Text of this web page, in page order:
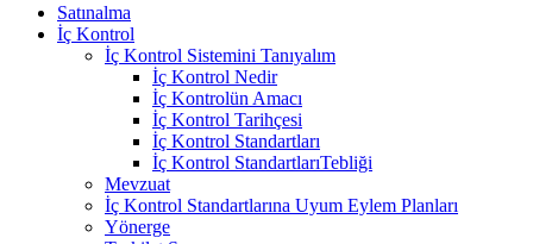
Satınalma
İç Kontrol
İç Kontrol Sistemini Tanıyalım
İç Kontrol Nedir
İç Kontrolün Amacı
İç Kontrol Tarihçesi
İç Kontrol Standartları
İç Kontrol StandartlarıTebliği
Mevzuat
İç Kontrol Standartlarına Uyum Eylem Planları
Yönerge